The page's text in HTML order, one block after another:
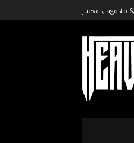
jueves, agosto